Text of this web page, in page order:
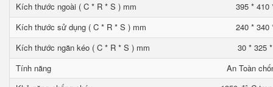
Kích thước ngoài ( C * R * S ) mm
395 * 410
Kích thước sử dụng ( C * R * S ) mm
240 * 340
Kích thước ngăn kéo ( C * R * S ) mm
30 * 325
Tính năng
An Toàn